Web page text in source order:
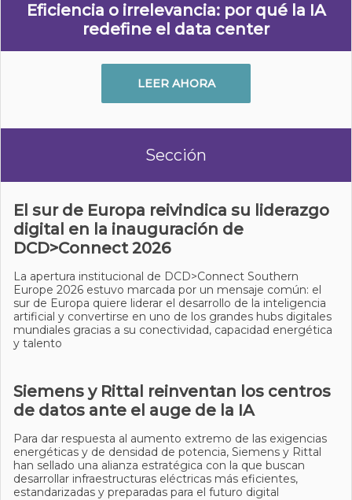
Eficiencia o irrelevancia: por qué la IA
redefine el data center
LEER AHORA
Sección
El sur de Europa reivindica su liderazgo
digital en la inauguración de
DCD>Connect 2026
La apertura institucional de DCD>Connect Southern
Europe 2026 estuvo marcada por un mensaje común: el
sur de Europa quiere liderar el desarrollo de la inteligencia
artificial y convertirse en uno de los grandes hubs digitales
mundiales gracias a su conectividad, capacidad energética
y talento
Siemens y Rittal reinventan los centros
de datos ante el auge de la IA
Para dar respuesta al aumento extremo de las exigencias
energéticas y de densidad de potencia, Siemens y Rittal
han sellado una alianza estratégica con la que buscan
desarrollar infraestructuras eléctricas más eficientes,
estandarizadas y preparadas para el futuro digital